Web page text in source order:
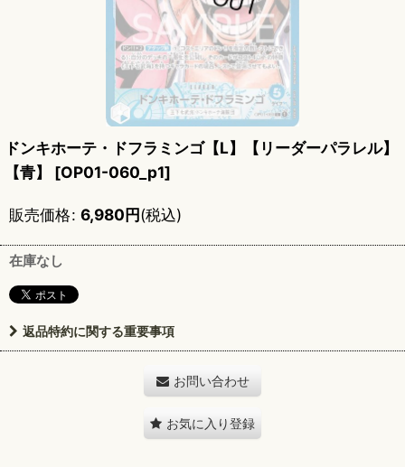
ドンキホーテ・ドフラミンゴ【L】【リーダーパラレル】
【青】
[OP01-060_p1]
販売価格: 6,980円(税込)
在庫なし
返品特約に関する重要事項
お問い合わせ
お気に入り登録